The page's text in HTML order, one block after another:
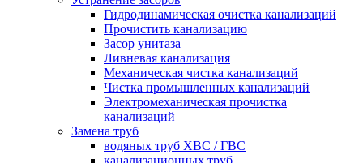
Гидродинамическая очистка канализаций
Прочистить канализацию
Засор унитаза
Ливневая канализация
Механическая чистка канализаций
Чистка промышленных канализаций
Электромеханическая прочистка
канализаций
Замена труб
водяных труб ХВС / ГВС
канализационных труб